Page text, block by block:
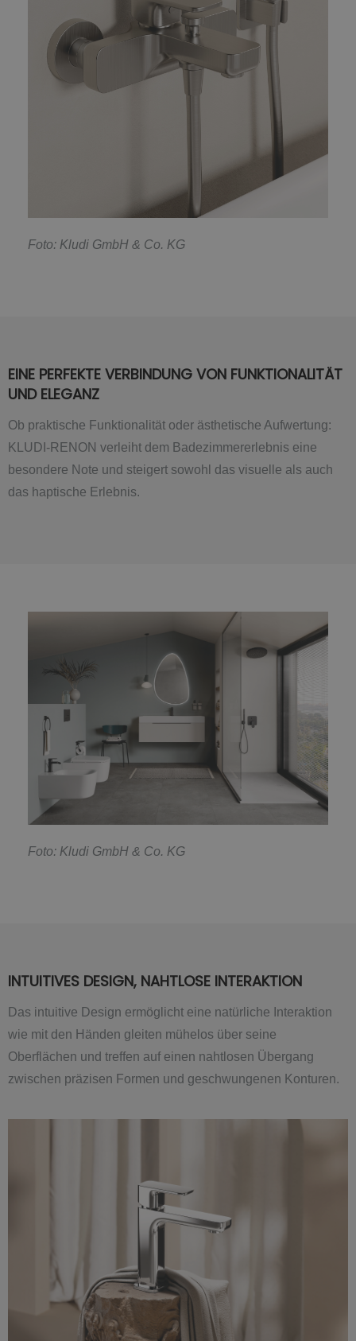
Foto: Kludi GmbH & Co. KG
EINE PERFEKTE VERBINDUNG VON FUNKTIONALITÄT
UND ELEGANZ
Ob praktische Funktionalität oder ästhetische Aufwertung:
KLUDI-RENON verleiht dem Badezimmererlebnis eine
besondere Note und steigert sowohl das visuelle als auch
das haptische Erlebnis.
Foto: Kludi GmbH & Co. KG
INTUITIVES DESIGN, NAHTLOSE INTERAKTION
Das intuitive Design ermöglicht eine natürliche Interaktion
wie mit den Händen gleiten mühelos über seine
Oberflächen und treffen auf einen nahtlosen Übergang
zwischen präzisen Formen und geschwungenen Konturen.